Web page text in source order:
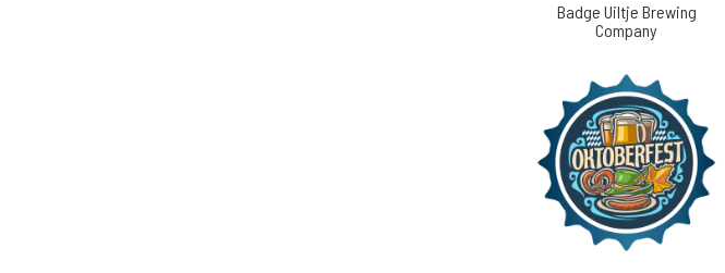
Badge Uiltje Brewing
Company